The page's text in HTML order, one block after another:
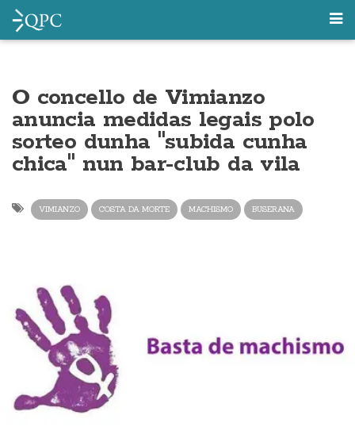
O concello de Vimianzo
anuncia medidas legais polo
sorteo dunha "subida cunha
chica" nun bar-club da vila
VIMIANZO COSTA DA MORTE MACHISMO BUSERANA